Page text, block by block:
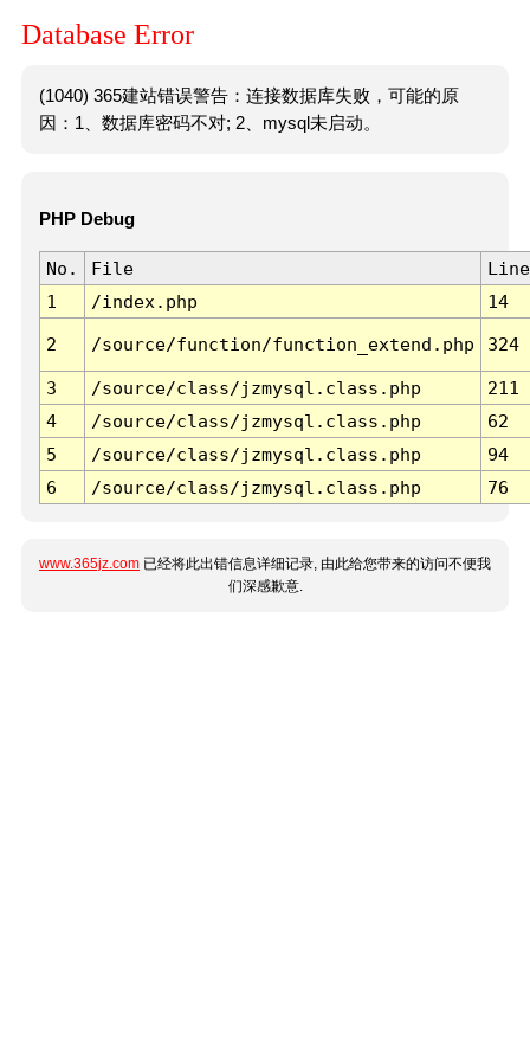
Database Error
(1040) 365建站错误警告：连接数据库失败，可能的原
因：1、数据库密码不对; 2、mysql未启动。
PHP Debug
No. File
Line
1
/index.php 14
2 /source/function/function_extend.php 324
3 /source/class/jzmysql.class.php
211
4
/source/class/jzmysql.class.php
62
5
/source/class/jzmysql.class.php
94
6
/source/class/jzmysql.class.php 76
www.365jz.com 已经将此出错信息详细记录, 由此给您带来的访问不便我
们深感歉意.